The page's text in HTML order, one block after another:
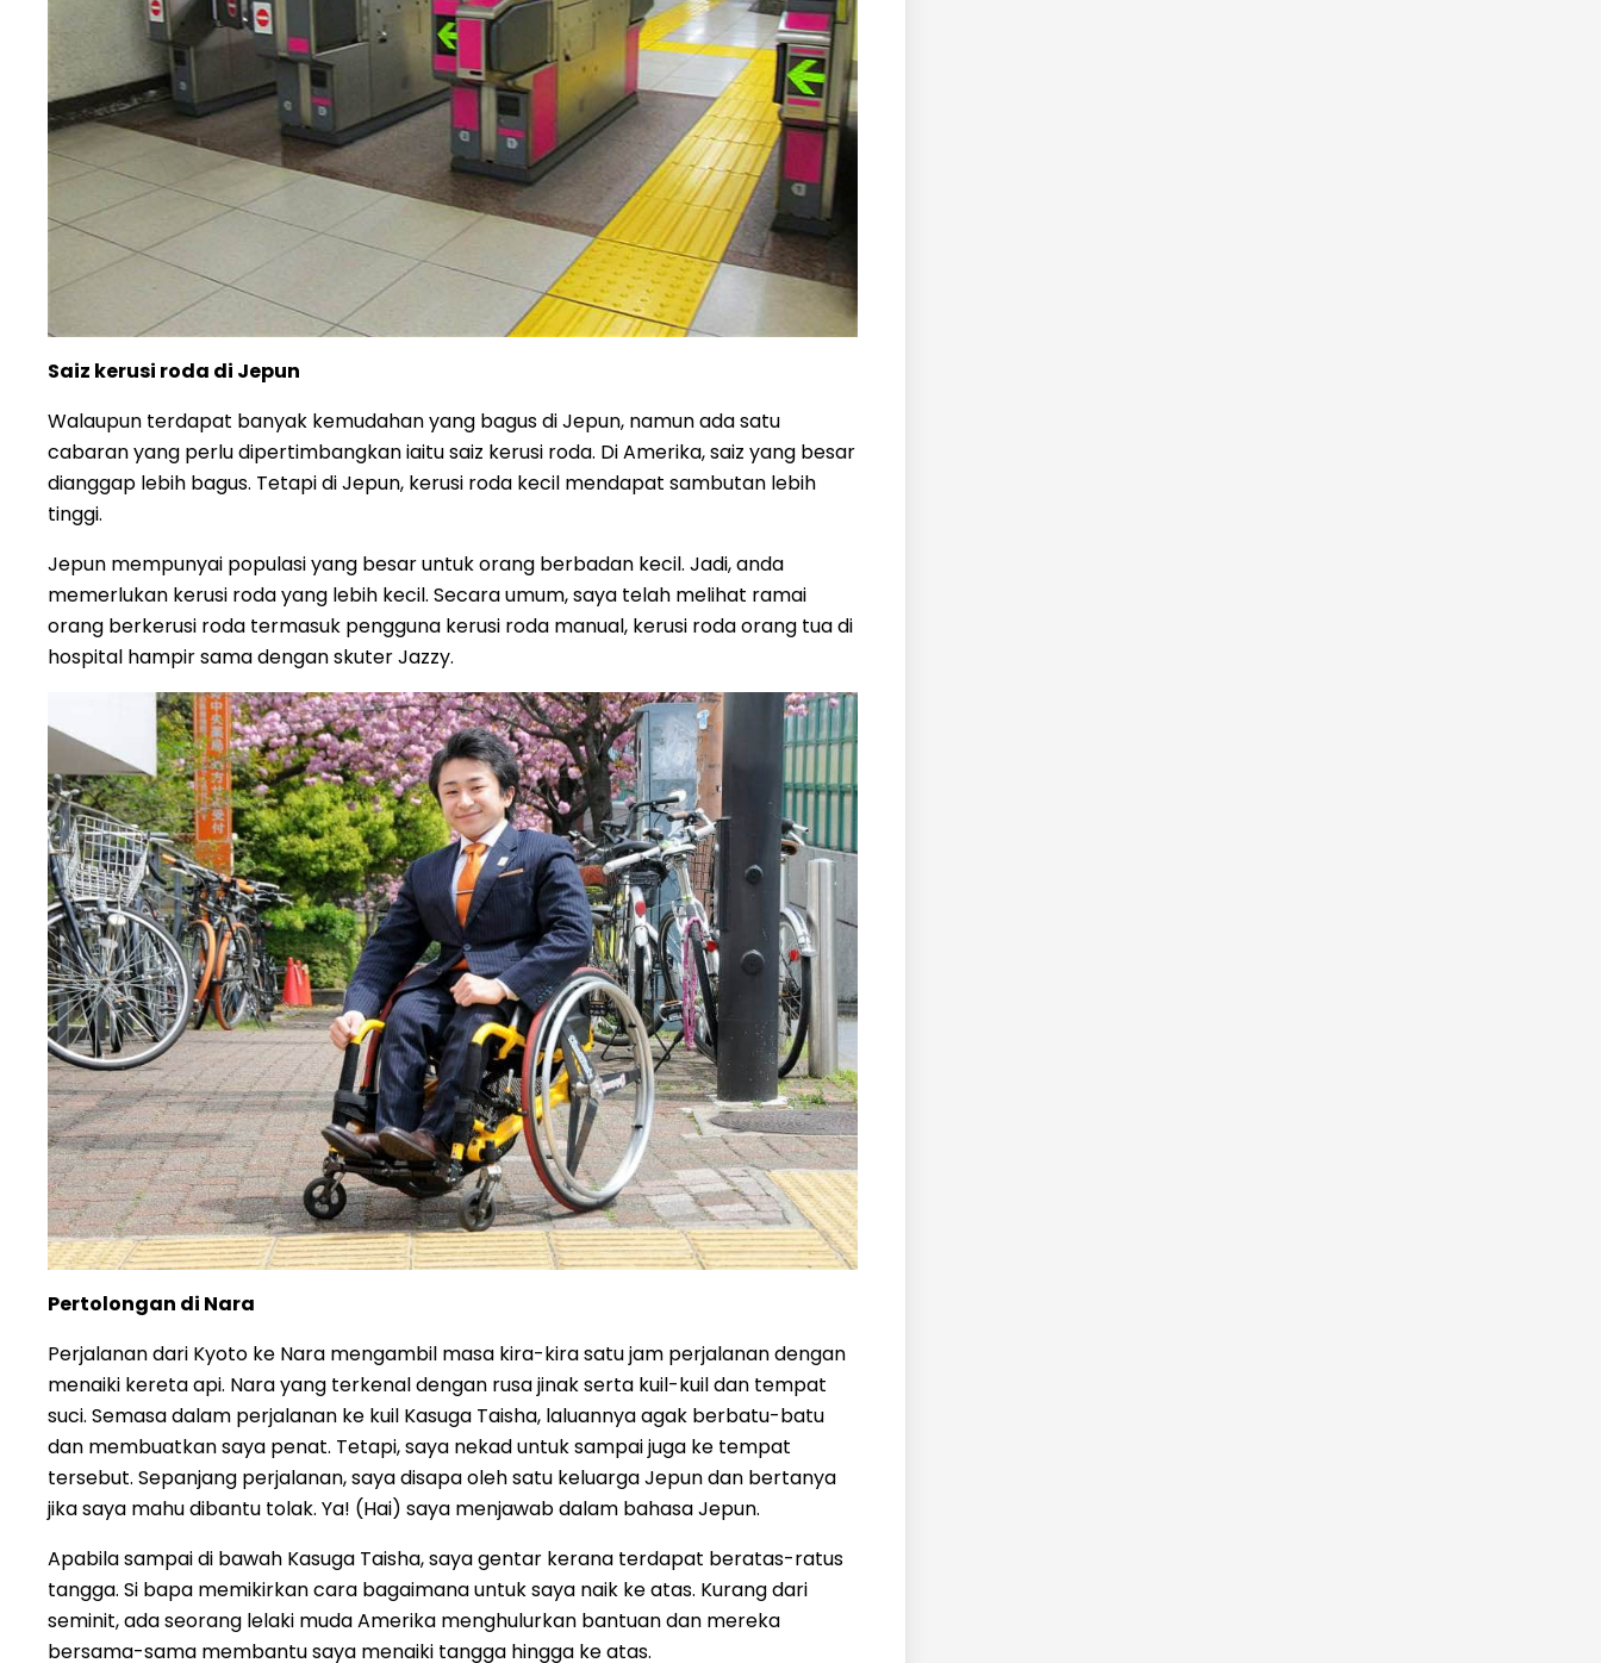
Saiz kerusi roda di Jepun
Walaupun terdapat banyak kemudahan yang bagus di Jepun, namun ada satu
cabaran yang perlu dipertimbangkan iaitu saiz kerusi roda. Di Amerika, saiz yang besar
dianggap lebih bagus. Tetapi di Jepun, kerusi roda kecil mendapat sambutan lebih
tinggi.
Jepun mempunyai populasi yang besar untuk orang berbadan kecil. Jadi, anda
memerlukan kerusi roda yang lebih kecil. Secara umum, saya telah melihat ramai
orang berkerusi roda termasuk pengguna kerusi roda manual, kerusi roda orang tua di
hospital hampir sama dengan skuter Jazzy.
Pertolongan di Nara
Perjalanan dari Kyoto ke Nara mengambil masa kira-kira satu jam perjalanan dengan
menaiki kereta api. Nara yang terkenal dengan rusa jinak serta kuil-kuil dan tempat
suci. Semasa dalam perjalanan ke kuil Kasuga Taisha, laluannya agak berbatu-batu
dan membuatkan saya penat. Tetapi, saya nekad untuk sampai juga ke tempat
tersebut. Sepanjang perjalanan, saya disapa oleh satu keluarga Jepun dan bertanya
jika saya mahu dibantu tolak. Ya! (Hai) saya menjawab dalam bahasa Jepun.
Apabila sampai di bawah Kasuga Taisha, saya gentar kerana terdapat beratas-ratus
tangga. Si bapa memikirkan cara bagaimana untuk saya naik ke atas. Kurang dari
seminit, ada seorang lelaki muda Amerika menghulurkan bantuan dan mereka
bersama-sama membantu saya menaiki tangga hingga ke atas.